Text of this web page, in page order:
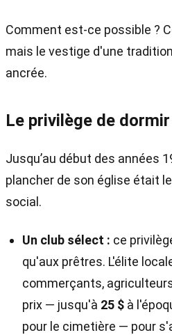
Comment est-ce possible ?
mais le vestige d'une
ancrée.
Le privilège de
Jusqu’au début des années
plancher de son église était
social.
Un club sélect : ce
qu'aux prêtres. L'élite
commerçants,
prix — jusqu'à 25 $ à
pour le cimetière — pour